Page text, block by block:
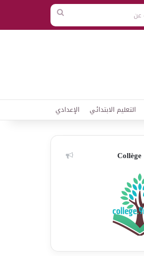
بحث
عن
التعليم الابتدائي الإعدادي